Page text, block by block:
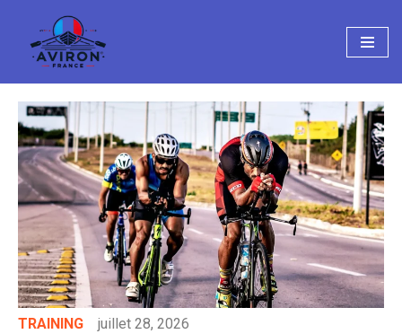
Aller
au
contenu
TRAINING juillet 28, 2026